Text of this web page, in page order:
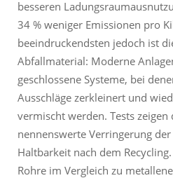
besseren
34 % weniger Emissionen pro
beeindruckendsten jedoch ist
Abfallmaterial: Moderne
geschlossene Systeme, bei
Ausschläge zerkleinert und
vermischt werden. Tests zeigen
nennenswerte Verringerung
Haltbarkeit nach dem
Rohre im Vergleich zu